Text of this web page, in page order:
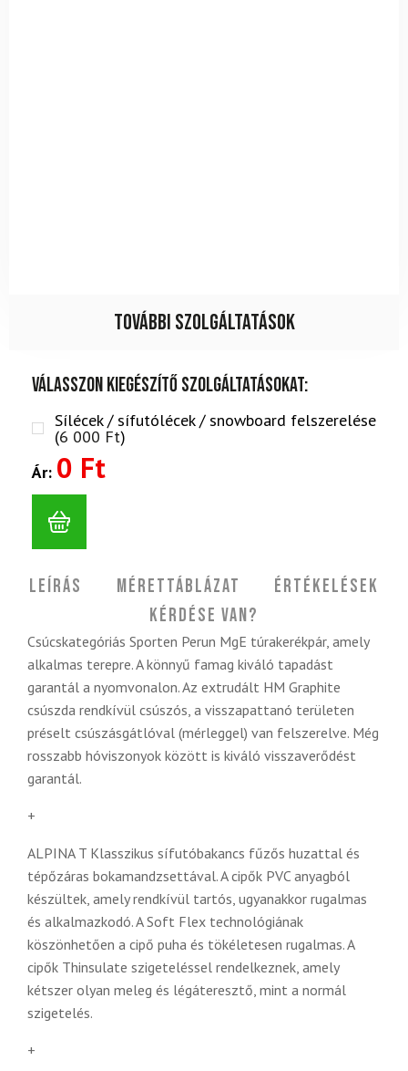
További szolgáltatások
Válasszon kiegészítő szolgáltatásokat:
Sílécek / sífutólécek / snowboard felszerelése
(6 000 Ft)
Ár: 0 Ft
Leírás Mérettáblázat
Értékelések
Kérdése van?
Csúcskategóriás Sporten Perun MgE túrakerékpár, amely
alkalmas terepre. A könnyű famag kiváló tapadást
garantál a nyomvonalon. Az extrudált HM Graphite
csúszda rendkívül csúszós, a visszapattanó területen
préselt csúszásgátlóval (mérleggel) van felszerelve. Még
rosszabb hóviszonyok között is kiváló visszaverődést
garantál.
+
ALPINA T Klasszikus sífutóbakancs fűzős huzattal és
tépőzáras bokamandzsettával. A cipők PVC anyagból
készültek, amely rendkívül tartós, ugyanakkor rugalmas
és alkalmazkodó. A Soft Flex technológiának
köszönhetően a cipő puha és tökéletesen rugalmas. A
cipők Thinsulate szigeteléssel rendelkeznek, amely
kétszer olyan meleg és légáteresztő, mint a normál
szigetelés.
+